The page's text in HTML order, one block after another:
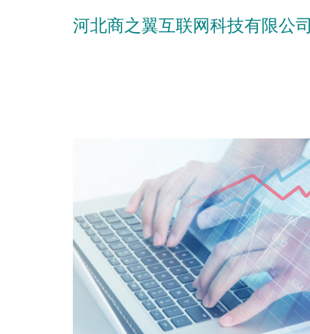
河北商之翼互联网科技有限公司